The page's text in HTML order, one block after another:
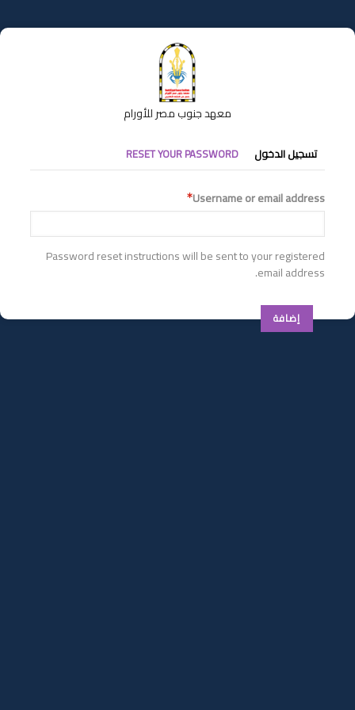
إلى
المحتوى
معهد جنوب مصر للأورام
التبويبات
الأساسية
تسجيل الدخول RESET YOUR PASSWORD
Username or email address
Password reset instructions will be sent to your registered
email address.